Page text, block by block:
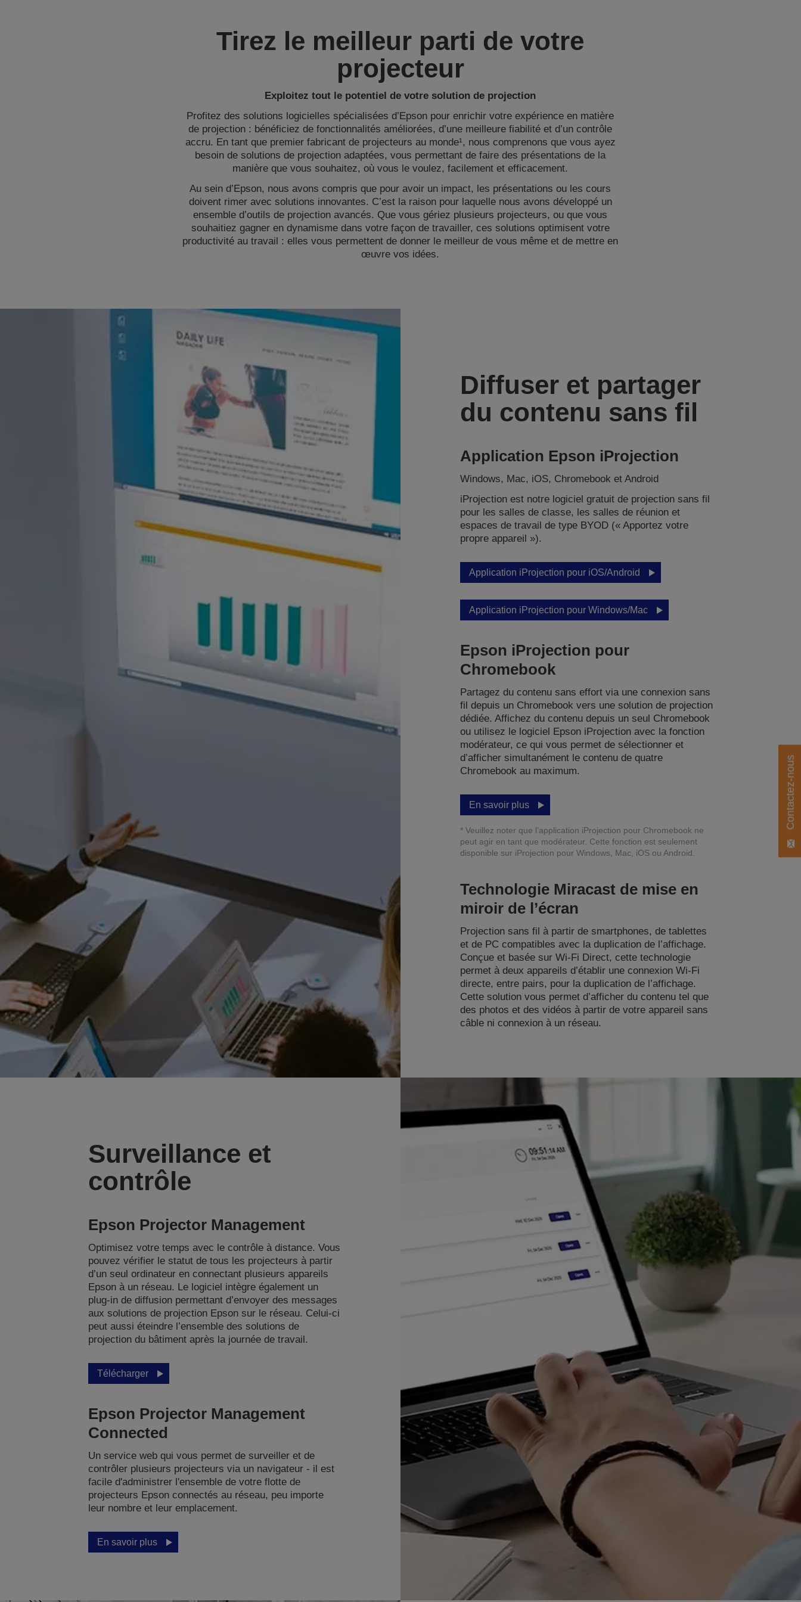
Tirez le meilleur parti de votre
projecteur
Exploitez tout le potentiel de votre solution de projection
Profitez des solutions logicielles spécialisées d’Epson pour enrichir votre expérience en matière
de projection : bénéficiez de fonctionnalités améliorées, d’une meilleure fiabilité et d’un contrôle
accru. En tant que premier fabricant de projecteurs au monde¹, nous comprenons que vous ayez
besoin de solutions de projection adaptées, vous permettant de faire des présentations de la
manière que vous souhaitez, où vous le voulez, facilement et efficacement.
Au sein d’Epson, nous avons compris que pour avoir un impact, les présentations ou les cours
doivent rimer avec solutions innovantes. C’est la raison pour laquelle nous avons développé un
ensemble d’outils de projection avancés. Que vous gériez plusieurs projecteurs, ou que vous
souhaitiez gagner en dynamisme dans votre façon de travailler, ces solutions optimisent votre
productivité au travail : elles vous permettent de donner le meilleur de vous même et de mettre en
œuvre vos idées.
Diffuser et partager
du contenu sans fil
Application Epson iProjection
Windows, Mac, iOS, Chromebook et Android
iProjection est notre logiciel gratuit de projection sans fil
pour les salles de classe, les salles de réunion et
espaces de travail de type BYOD (« Apportez votre
propre appareil »).
Application iProjection pour iOS/Android
Application iProjection pour Windows/Mac
Epson iProjection pour
Chromebook
Partagez du contenu sans effort via une connexion sans
fil depuis un Chromebook vers une solution de projection
dédiée. Affichez du contenu depuis un seul Chromebook
ou utilisez le logiciel Epson iProjection avec la fonction
modérateur, ce qui vous permet de sélectionner et
d’afficher simultanément le contenu de quatre
Chromebook au maximum.
En savoir plus
* Veuillez noter que l’application iProjection pour Chromebook ne
peut agir en tant que modérateur. Cette fonction est seulement
disponible sur iProjection pour Windows, Mac, iOS ou Android.
Technologie Miracast de mise en
miroir de l’écran
Projection sans fil à partir de smartphones, de tablettes
et de PC compatibles avec la duplication de l’affichage.
Conçue et basée sur Wi-Fi Direct, cette technologie
permet à deux appareils d’établir une connexion Wi-Fi
directe, entre pairs, pour la duplication de l’affichage.
Cette solution vous permet d’afficher du contenu tel que
des photos et des vidéos à partir de votre appareil sans
câble ni connexion à un réseau.
Surveillance et
contrôle
Epson Projector Management
Optimisez votre temps avec le contrôle à distance. Vous
pouvez vérifier le statut de tous les projecteurs à partir
d’un seul ordinateur en connectant plusieurs appareils
Epson à un réseau. Le logiciel intègre également un
plug-in de diffusion permettant d’envoyer des messages
aux solutions de projection Epson sur le réseau. Celui-ci
peut aussi éteindre l’ensemble des solutions de
projection du bâtiment après la journée de travail.
Télécharger
Epson Projector Management
Connected
Un service web qui vous permet de surveiller et de
contrôler plusieurs projecteurs via un navigateur - il est
facile d'administrer l'ensemble de votre flotte de
projecteurs Epson connectés au réseau, peu importe
leur nombre et leur emplacement.
En savoir plus
Contactez-nous